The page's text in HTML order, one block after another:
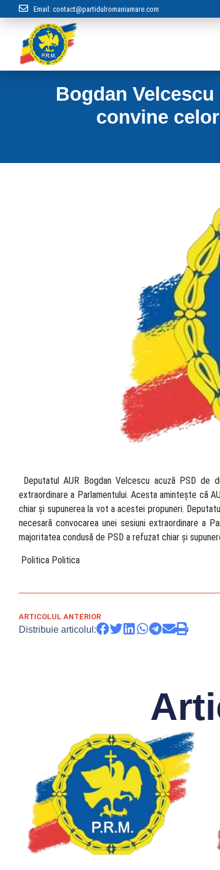
Email: contact@partidulromaniamare.com
Bogdan
convine
Deputatul AUR Bogdan Velcescu acuză PSD
extraordinare a Parlamentului. Acesta amintește că
chiar și supunerea la vot a acestei propuneri.
necesară convocarea unei sesiuni extraordinare a
majoritatea condusă de PSD a refuzat chiar și
​ Politica Politica
ARTICOLUL ANTERIOR
Distribuie articolul: